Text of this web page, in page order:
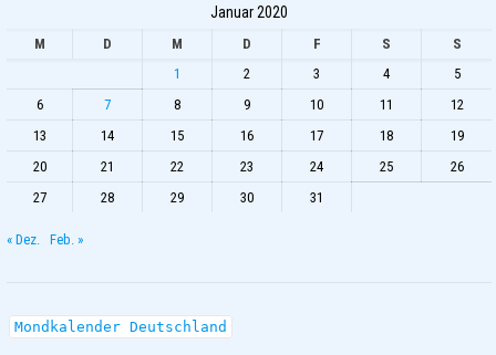
Januar 2020
M D M D F S
S
1
2 3 4
5
6
7 8 9 10 11
12
13
14 15 16 17 18
19
20
21 22 23 24 25
26
27
28 29 30 31
« Dez. Feb. »
Mondkalender Deutschland